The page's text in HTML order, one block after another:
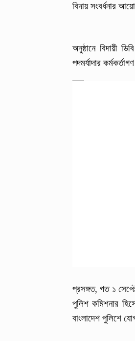
বিদায় সংবর্ধনার
অনুষ্ঠানে বিদায়ী
পদমর্যাদার
প্রসঙ্গত, গত ১
পুলিশ কমিশনার
বাংলাদেশ পুলিশে